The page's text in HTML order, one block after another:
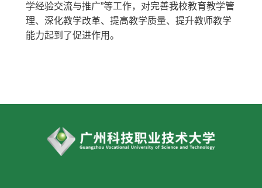
学经验交流与推广”等工作，对完善我校教育教学管
理、深化教学改革、提高教学质量、提升教师教学
能力起到了促进作用。